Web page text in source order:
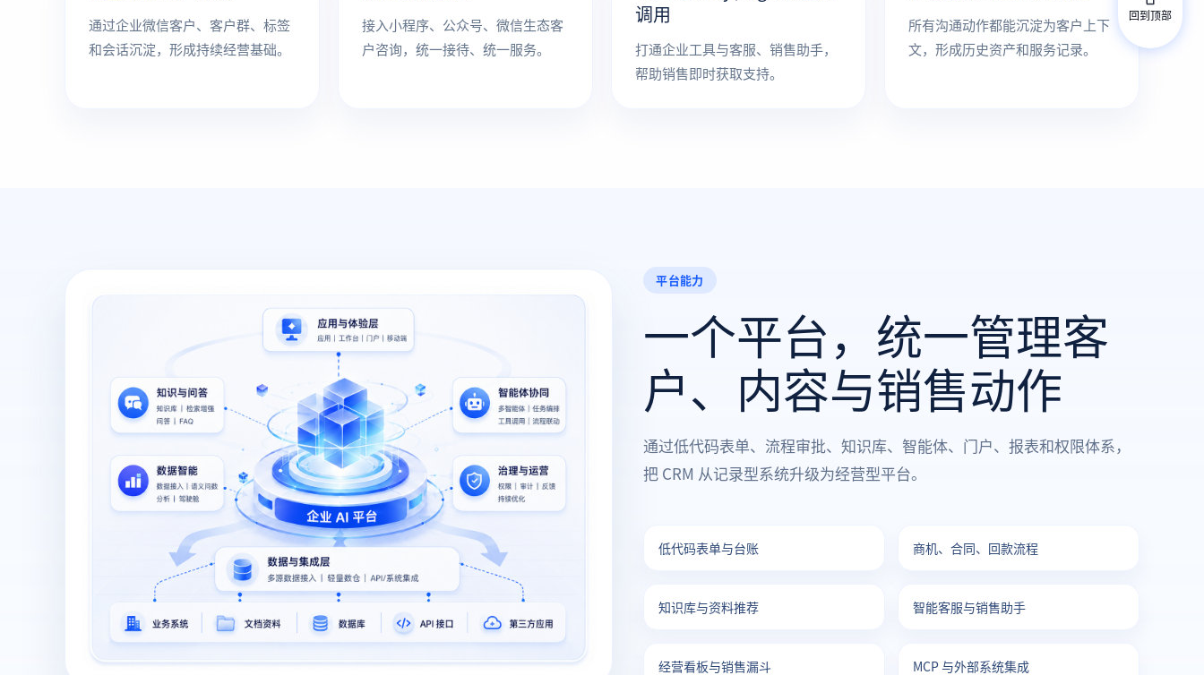
通过企业微信客户、客户群、标签
和会话沉淀，形成持续经营基础。
接入小程序、公众号、微信生态客
户咨询，统一接待、统一服务。
调用
打通企业工具与客服、销售助手，
帮助销售即时获取支持。
所有沟通动作都能沉淀为客户上下
文，形成历史资产和服务记录。
平台能力
一个平台，统一管理客
户、内容与销售动作
通过低代码表单、流程审批、知识库、智能体、门户、报表和权限体系，
把 CRM 从记录型系统升级为经营型平台。
低代码表单与台账 商机、合同、回款流程
知识库与资料推荐 智能客服与销售助手
经营看板与销售漏斗 MCP 与外部系统集成
回到顶部